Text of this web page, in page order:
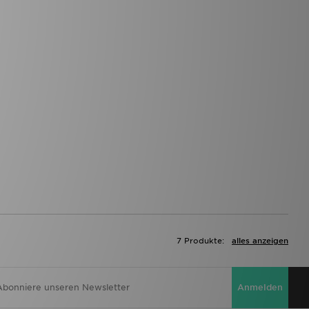
alles anzeigen
7 Produkte:
Anmelden